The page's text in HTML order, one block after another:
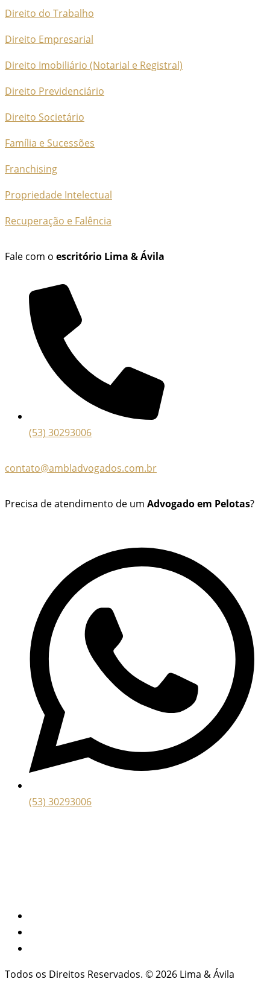
Direito do Trabalho
Direito Empresarial
Direito Imobiliário (Notarial e Registral)
Direito Previdenciário
Direito Societário
Família e Sucessões
Franchising
Propriedade Intelectual
Recuperação e Falência
Fale com o escritório Lima & Ávila
(53) 30293006
contato@ambladvogados.com.br
Precisa de atendimento de um Advogado em Pelotas?
(53) 30293006
Todos os Direitos Reservados. © 2026 Lima & Ávila